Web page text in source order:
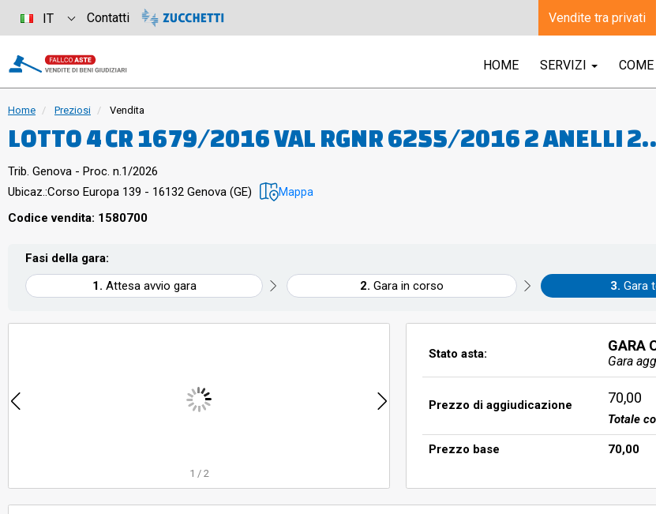
HOME SERVIZI
Home Preziosi Vendita
LOTTO 4 CR 1679/2016 VAL RGNR 6255/2016 2 ANELLI 2
COLLANE 2 BRACCIALI 1 SPILLA 1 PAIO DI ORECCHINI 67
IN METALLO NON PREZIOSO
Trib. Genova - Proc. n.1/2026
Ubicaz.:Corso Europa 139 - 16132 Genova (GE) Mappa
Codice vendita: 1580700
Fasi della gara:
Attesa avvio gara
Gara in corso Gara
1 / 2
Stato asta: GARA
Gara
Prezzo di aggiudicazione 70,00
Totale
Prezzo base 70,00
IT Contatti Vendite tra privati